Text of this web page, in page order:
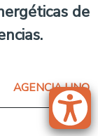
de
AGENCIA UNO